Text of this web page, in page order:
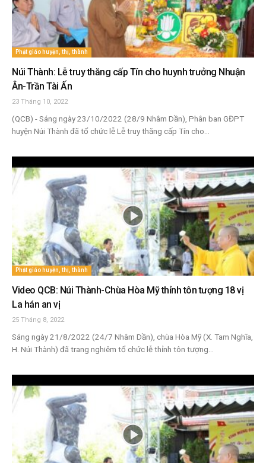
Phật giáo huyện, thị, thành
Núi Thành: Lễ truy thăng cấp Tín cho huynh trưởng Nhuận
Ân-Trần Tài Ấn
23 Tháng 10, 2022
(QCB) - Sáng ngày 23/10/2022 (28/9 Nhâm Dần), Phân ban GĐPT
huyện Núi Thành đã tổ chức lễ Lễ truy thăng cấp Tín cho...
Phật giáo huyện, thị, thành
Video QCB: Núi Thành-Chùa Hòa Mỹ thỉnh tôn tượng 18 vị
La hán an vị
25 Tháng 8, 2022
Sáng ngày 21/8/2022 (24/7 Nhâm Dần), chùa Hòa Mỹ (X. Tam Nghĩa,
H. Núi Thành) đã trang nghiêm tổ chức lễ thỉnh tôn tượng...